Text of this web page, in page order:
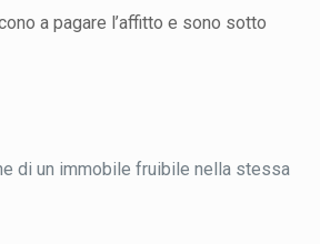
a pagare l’affitto e sono sotto
di un immobile fruibile nella stessa